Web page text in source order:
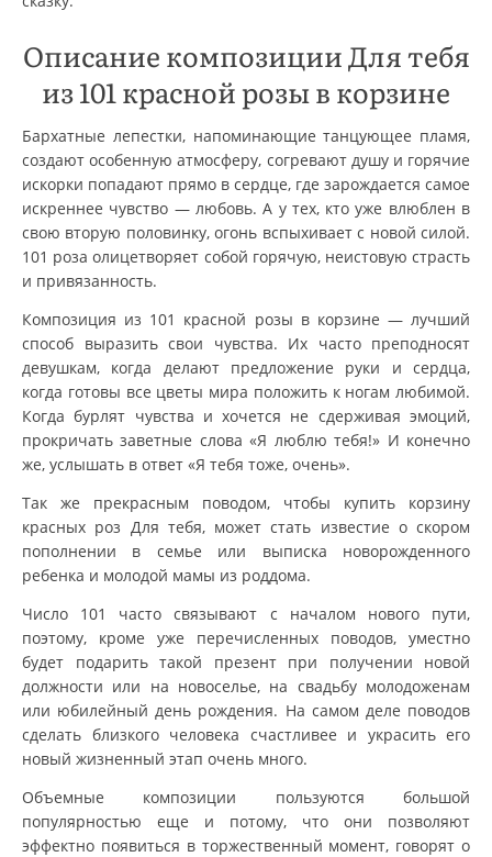
Описание композиции Для тебя
из 101 красной розы в корзине
Бархатные лепестки, напоминающие танцующее пламя,
создают особенную атмосферу, согревают душу и горячие
искорки попадают прямо в сердце, где зарождается самое
искреннее чувство — любовь. А у тех, кто уже влюблен в
свою вторую половинку, огонь вспыхивает с новой силой.
101 роза олицетворяет собой горячую, неистовую страсть
и привязанность.
Композиция из 101 красной розы в корзине — лучший
способ выразить свои чувства. Их часто преподносят
девушкам, когда делают предложение руки и сердца,
когда готовы все цветы мира положить к ногам любимой.
Когда бурлят чувства и хочется не сдерживая эмоций,
прокричать заветные слова «Я люблю тебя!» И конечно
же, услышать в ответ «Я тебя тоже, очень».
Так же прекрасным поводом, чтобы купить корзину
красных роз Для тебя, может стать известие о скором
пополнении в семье или выписка новорожденного
ребенка и молодой мамы из роддома.
Число 101 часто связывают с началом нового пути,
поэтому, кроме уже перечисленных поводов, уместно
будет подарить такой презент при получении новой
должности или на новоселье, на свадьбу молодоженам
или юбилейный день рождения. На самом деле поводов
сделать близкого человека счастливее и украсить его
новый жизненный этап очень много.
Объемные композиции пользуются большой
популярностью еще и потому, что они позволяют
эффектно появиться в торжественный момент, говорят о